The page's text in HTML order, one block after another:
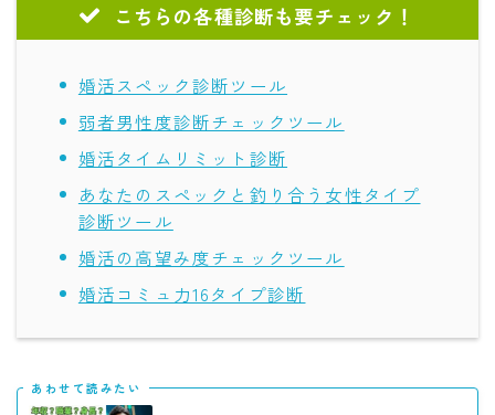
こちらの各種診断も要チェック！
婚活スペック診断ツール
弱者男性度診断チェックツール
婚活タイムリミット診断
あなたのスペックと釣り合う女性タイプ
診断ツール
婚活の高望み度チェックツール
婚活コミュ力16タイプ診断
あわせて読みたい